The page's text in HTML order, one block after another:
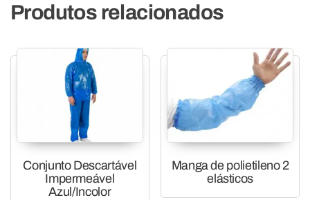
Produtos relacionados
Conjunto Descartável
Impermeável
Azul/Incolor
Manga de polietileno 2
elásticos